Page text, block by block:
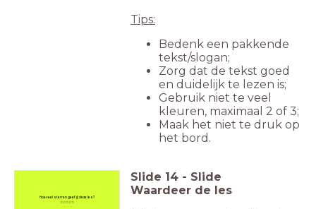
Tips:
Bedenk een pakkende
tekst/slogan;
Zorg dat de tekst goed
en duidelijk te lezen is;
Gebruik niet te veel
kleuren, maximaal 2 of 3;
Maak het niet te druk op
het bord.
Hoeveel sterren geef jij deze les?
☆☆☆☆☆
Slide 14 - Slide
Waardeer de les